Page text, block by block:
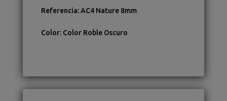
Referencia:AC4 Nature 8mm
Color: Color Roble Oscuro